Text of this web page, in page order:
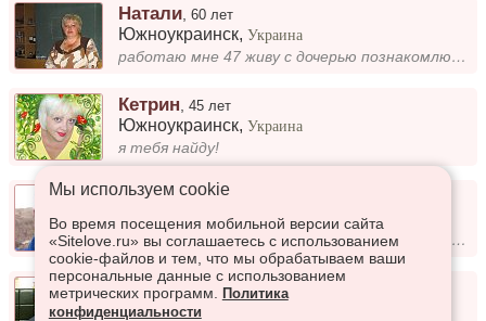
Натали ,60 лет
Южноукраинск,Украина
работаю мне 47 живу с дочерью познакомлюсь с мужчиной нормальным порядочным для встреч с материальной поддержкой или соз...
Кетрин ,45 лет
Южноукраинск,Украина
я тебя найду!
Мишка,48 лет
Южноукраинск,Украина
Бывший шахтер сейчас в охране гражданская жена умерла 5 лет назад сыну 25 живёт отдельно одинок есть брат мать. ищу жену...
Ержан,32 года
Южноукраинск
Мы используем сookie
Во время посещения мобильной версии сайта
«Sitelove.ru» вы соглашаетесь с использованием
cookie-файлов и тем, что мы обрабатываем ваши
персональные данные с использованием
метрических программ.
Политика
конфиденциальности